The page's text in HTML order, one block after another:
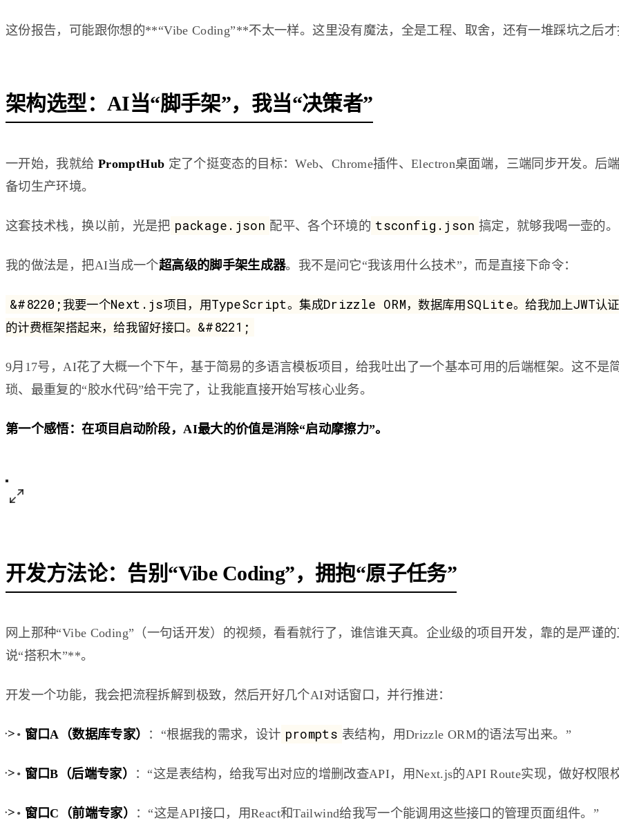
这份报告，可能跟你想的**“Vibe Coding”**不太一样。这里没有魔法，全是工程、取舍，还有一堆踩坑之后
架构选型：AI当“脚手架”，我当“决策者”
一开始，我就给 PromptHub 定了个挺变态的目标：Web、Chrome插件、Electron桌面端，三端同步开发。后
备切生产环境。
这套技术栈，换以前，光是把 package.json 配平、各个环境的 tsconfig.json 搞定，就够我喝一壶的。
我的做法是，把AI当成一个超高级的脚手架生成器。我不是问它“我该用什么技术”，而是直接下命令：
&#8220;我要一个Next.js项目，用TypeScript。集成Drizzle ORM，数据库用SQLite。给我加上JWT
的计费框架搭起来，给我留好接口。&#8221;
9月17号，AI花了大概一个下午，基于简易的多语言模板项目，给我吐出了一个基本可用的后端框架。这不是
琐、最重复的“胶水代码”给干完了，让我能直接开始写核心业务。
第一个感悟：在项目启动阶段，AI最大的价值是消除“启动摩擦力”。
开发方法论：告别“Vibe Coding”，拥抱“原子任务”
网上那种“Vibe Coding”（一句话开发）的视频，看看就行了，谁信谁天真。企业级的项目开发，靠的是严谨
说“搭积木”**。
开发一个功能，我会把流程拆解到极致，然后开好几个AI对话窗口，并行推进：
• 窗口A（数据库专家） ：“根据我的需求，设计 prompts 表结构，用Drizzle ORM的语法写出来。”
• 窗口B（后端专家） ：“这是表结构，给我写出对应的增删改查API，用Next.js的API Route实现，做好权限
• 窗口C（前端专家） ：“这是API接口，用React和Tailwind给我写一个能调用这些接口的管理页面组件。”